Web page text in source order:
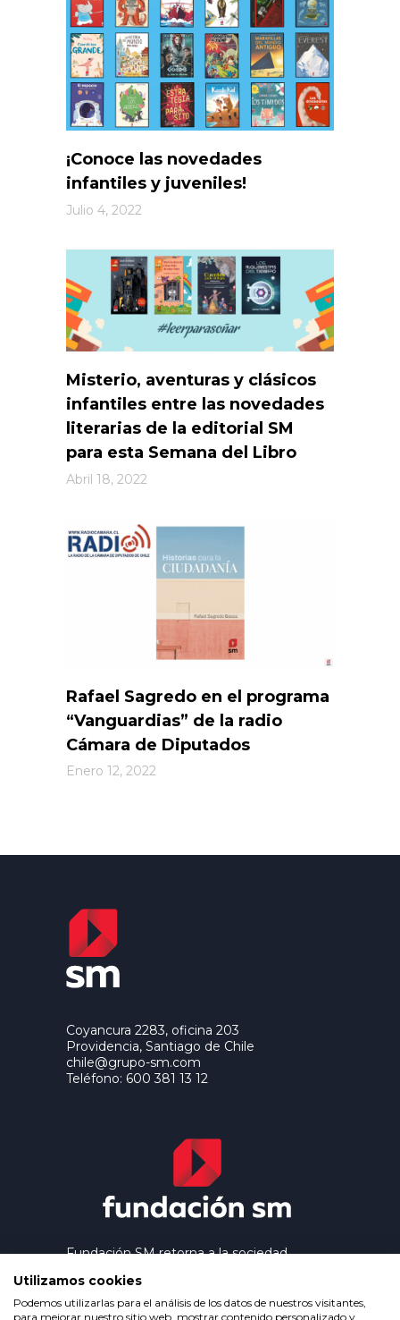
¡Conoce las novedades
infantiles y juveniles!
Julio 4, 2022
Misterio, aventuras y clásicos
infantiles entre las novedades
literarias de la editorial SM
para esta Semana del Libro
Abril 18, 2022
Rafael Sagredo en el programa
“Vanguardias” de la radio
Cámara de Diputados
Enero 12, 2022
Coyancura 2283, oficina 203
Providencia, Santiago de Chile
chile@grupo-sm.com
Teléfono: 600 381 13 12
Fundación SM retorna a la sociedad
editorial de Ediciones SM, contribuyendo
así a extender la cultura y la educación a
Utilizamos cookies
Podemos utilizarlas para el análisis de los datos de nuestros visitantes,
para mejorar nuestro sitio web, mostrar contenido personalizado y